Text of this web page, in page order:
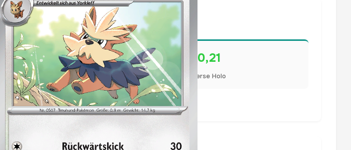
€0,21
Reverse Holo
Preise werden täglich aktualisiert.